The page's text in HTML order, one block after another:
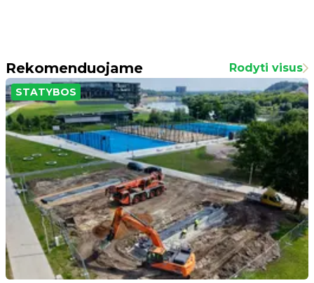
Rekomenduojame Rodyti visus
STATYBOS